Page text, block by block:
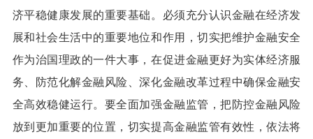
济平稳健康发展的重要基础。必须充分认识金融在经济发
展和社会生活中的重要地位和作用，切实把维护金融安全
作为治国理政的一件大事，在促进金融更好为实体经济服
务、防范化解金融风险、深化金融改革过程中确保金融安
全高效稳健运行。要全面加强金融监管，把防控金融风险
放到更加重要的位置，切实提高金融监管有效性，依法将